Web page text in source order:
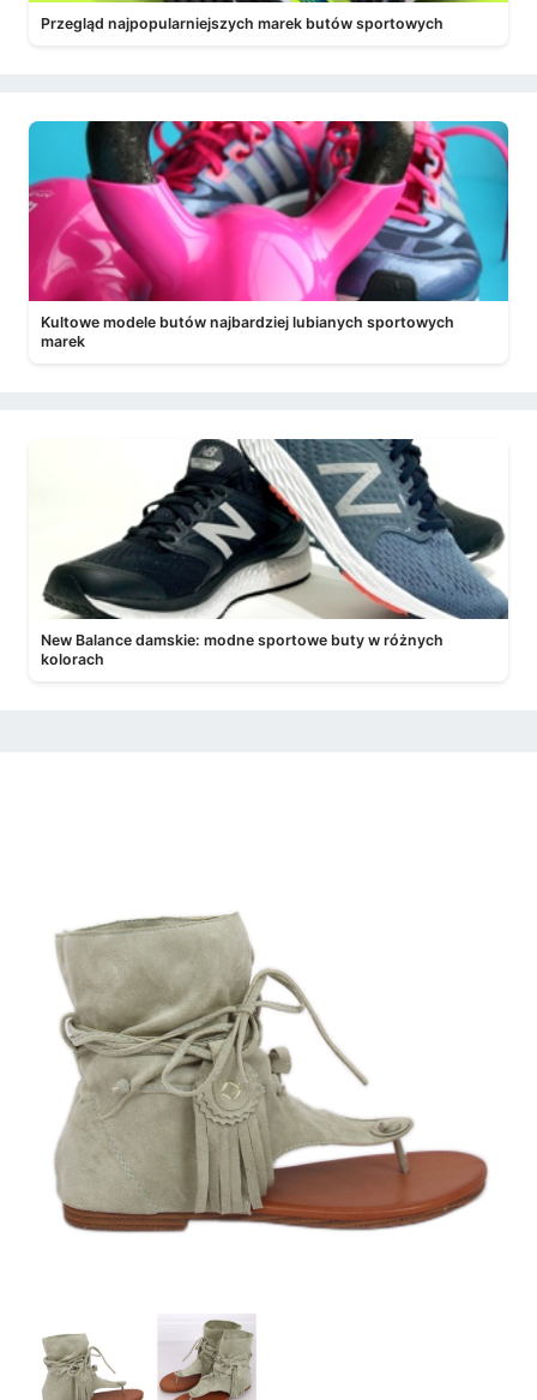
Przegląd najpopularniejszych marek butów sportowych
Kultowe modele butów najbardziej lubianych sportowych
marek
New Balance damskie: modne sportowe buty w różnych
kolorach